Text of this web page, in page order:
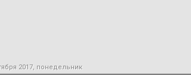
2017, понедельник